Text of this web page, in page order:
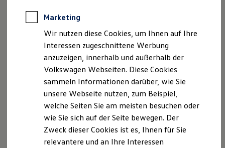
Software, Konnektivität & Apps
California App
VW Connect für Ihren ID. Buzz
VW Connect für Ihren Transporter/Caravelle
VW Connect für Ihren Amarok
VW Connect für andere Modelle
Connect Pro
Fleet Interface Data
Multistop Pathfinder
Übersicht Software Updates
Hilfreiches für Besitzer
Fahrerassistenz- und Sicherheitssysteme
Kontrollleuchten
Kurzfahrprofile und Ölverdünnung
Unsere Leistungen
Überblick
Aktuelle Highlights
und Angebote
Marketing
Wir nutzen diese Cookies, um Ihnen auf Ihre
Interessen zugeschnittene Werbung
anzuzeigen, innerhalb und außerhalb der
Volkswagen Webseiten. Diese Cookies
sammeln Informationen darüber, wie Sie
unsere Webseite nutzen, zum Beispiel,
welche Seiten Sie am meisten besuchen oder
wie Sie sich auf der Seite bewegen. Der
Zweck dieser Cookies ist es, Ihnen für Sie
relevantere und an Ihre Interessen